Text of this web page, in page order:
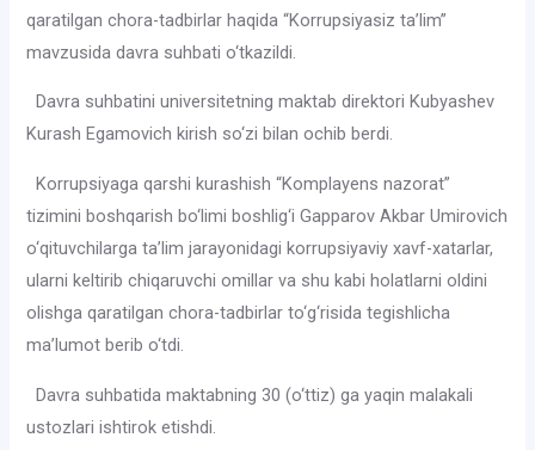
qaratilgan chora-tadbirlar haqida “Korrupsiyasiz ta’lim”
mavzusida davra suhbati o‘tkazildi.
Davra suhbatini universitetning maktab direktori Kubyashev
Kurash Egamovich kirish so‘zi bilan ochib berdi.
Korrupsiyaga qarshi kurashish “Komplayens nazorat”
tizimini boshqarish bo‘limi boshlig‘i Gapparov Akbar Umirovich
o‘qituvchilarga ta’lim jarayonidagi korrupsiyaviy xavf-xatarlar,
ularni keltirib chiqaruvchi omillar va shu kabi holatlarni oldini
olishga qaratilgan chora-tadbirlar to‘g‘risida tegishlicha
ma’lumot berib o‘tdi.
Davra suhbatida maktabning 30 (o‘ttiz) ga yaqin malakali
ustozlari ishtirok etishdi.